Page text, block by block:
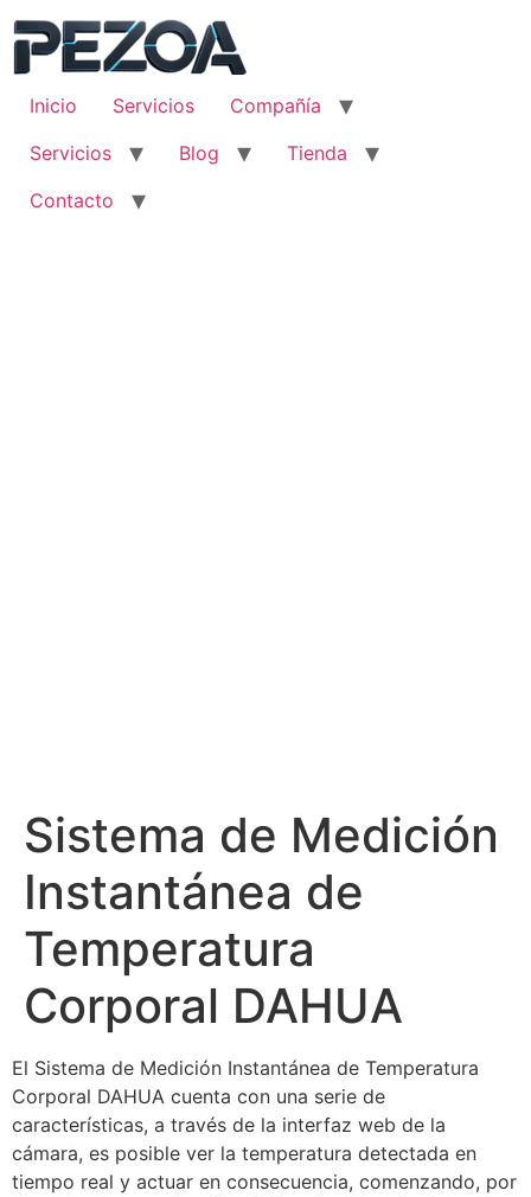
contenido
Inicio
Servicios
Compañía
Servicios
Blog
Tienda
Contacto
Sistema de Medición
Instantánea de
Temperatura
Corporal DAHUA
El Sistema de Medición Instantánea de Temperatura
Corporal DAHUA cuenta con una serie de
características, a través de la interfaz web de la
cámara, es posible ver la temperatura detectada en
tiempo real y actuar en consecuencia, comenzando, por